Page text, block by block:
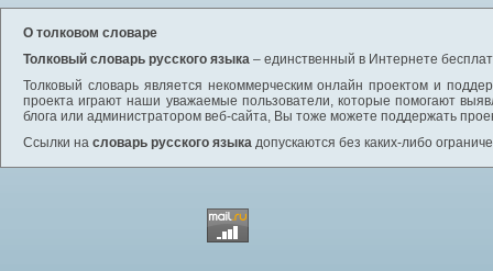
О толковом словаре
Толковый словарь русского языка – единственный в Интернете
Толковый словарь является некоммерческим онлайн проектом и
проекта играют наши уважаемые пользователи, которые помогают
блога или администратором веб-сайта, Вы тоже можете поддержать
Ссылки на словарь русского языка допускаются без каких-либо